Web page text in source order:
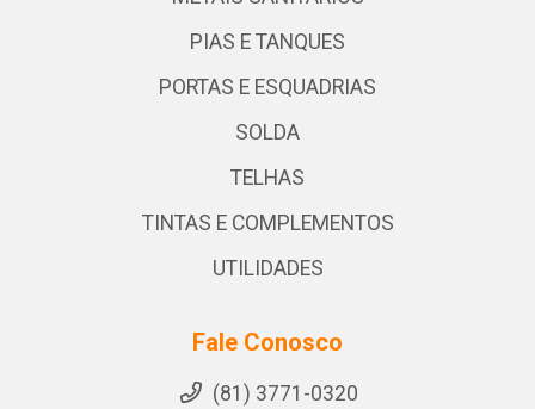
PIAS E TANQUES
PORTAS E ESQUADRIAS
SOLDA
TELHAS
TINTAS E COMPLEMENTOS
UTILIDADES
Fale Conosco
(81) 3771-0320